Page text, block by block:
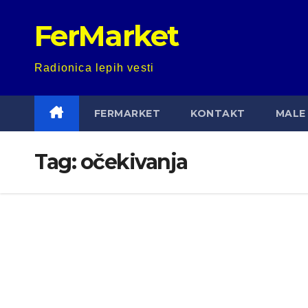
FerMarket
Radionica lepih vesti
FERMARKET KONTAKT MALE
Tag:očekivanja